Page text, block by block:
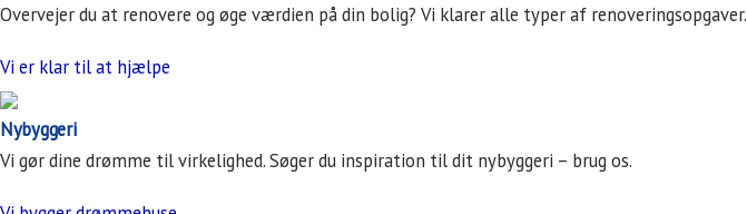
Overvejer du at renovere og øge værdien på din bolig? Vi klarer alle typer af renoveringsopgaver.
Vi er klar til at hjælpe
Nybyggeri
Vi gør dine drømme til virkelighed.Søger du inspiration til dit nybyggeri – brug os.